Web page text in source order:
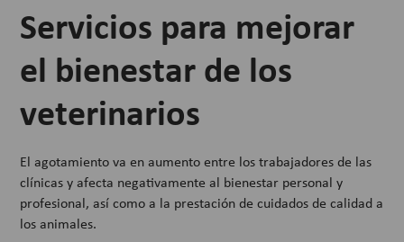
Servicios para mejorar
el bienestar de los
veterinarios
El agotamiento va en aumento entre los trabajadores de las
clínicas y afecta negativamente al bienestar personal y
profesional, así como a la prestación de cuidados de calidad a
los animales.